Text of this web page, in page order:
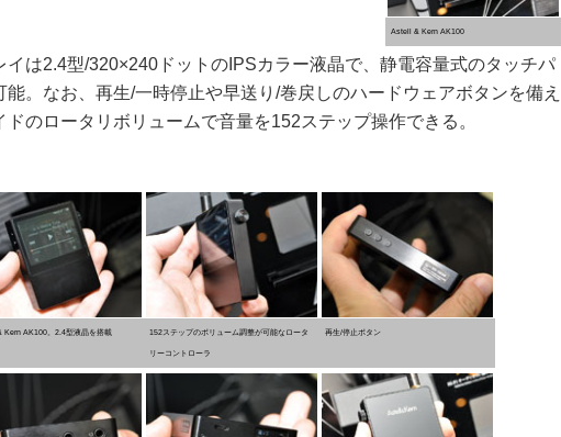
Astell & Kern AK100
は2.4型/320×240ドットのIPSカラー液晶で、静電容量式のタッチパ
能。なお、再生/一時停止や早送り/巻戻しのハードウェアボタンを備え
ドのロータリボリュームで音量を152ステップ操作できる。
Kern AK100。2.4型液晶を搭載 152ステップのボリューム調整が可能なロータ
リーコントローラ
再生/停止ボタン